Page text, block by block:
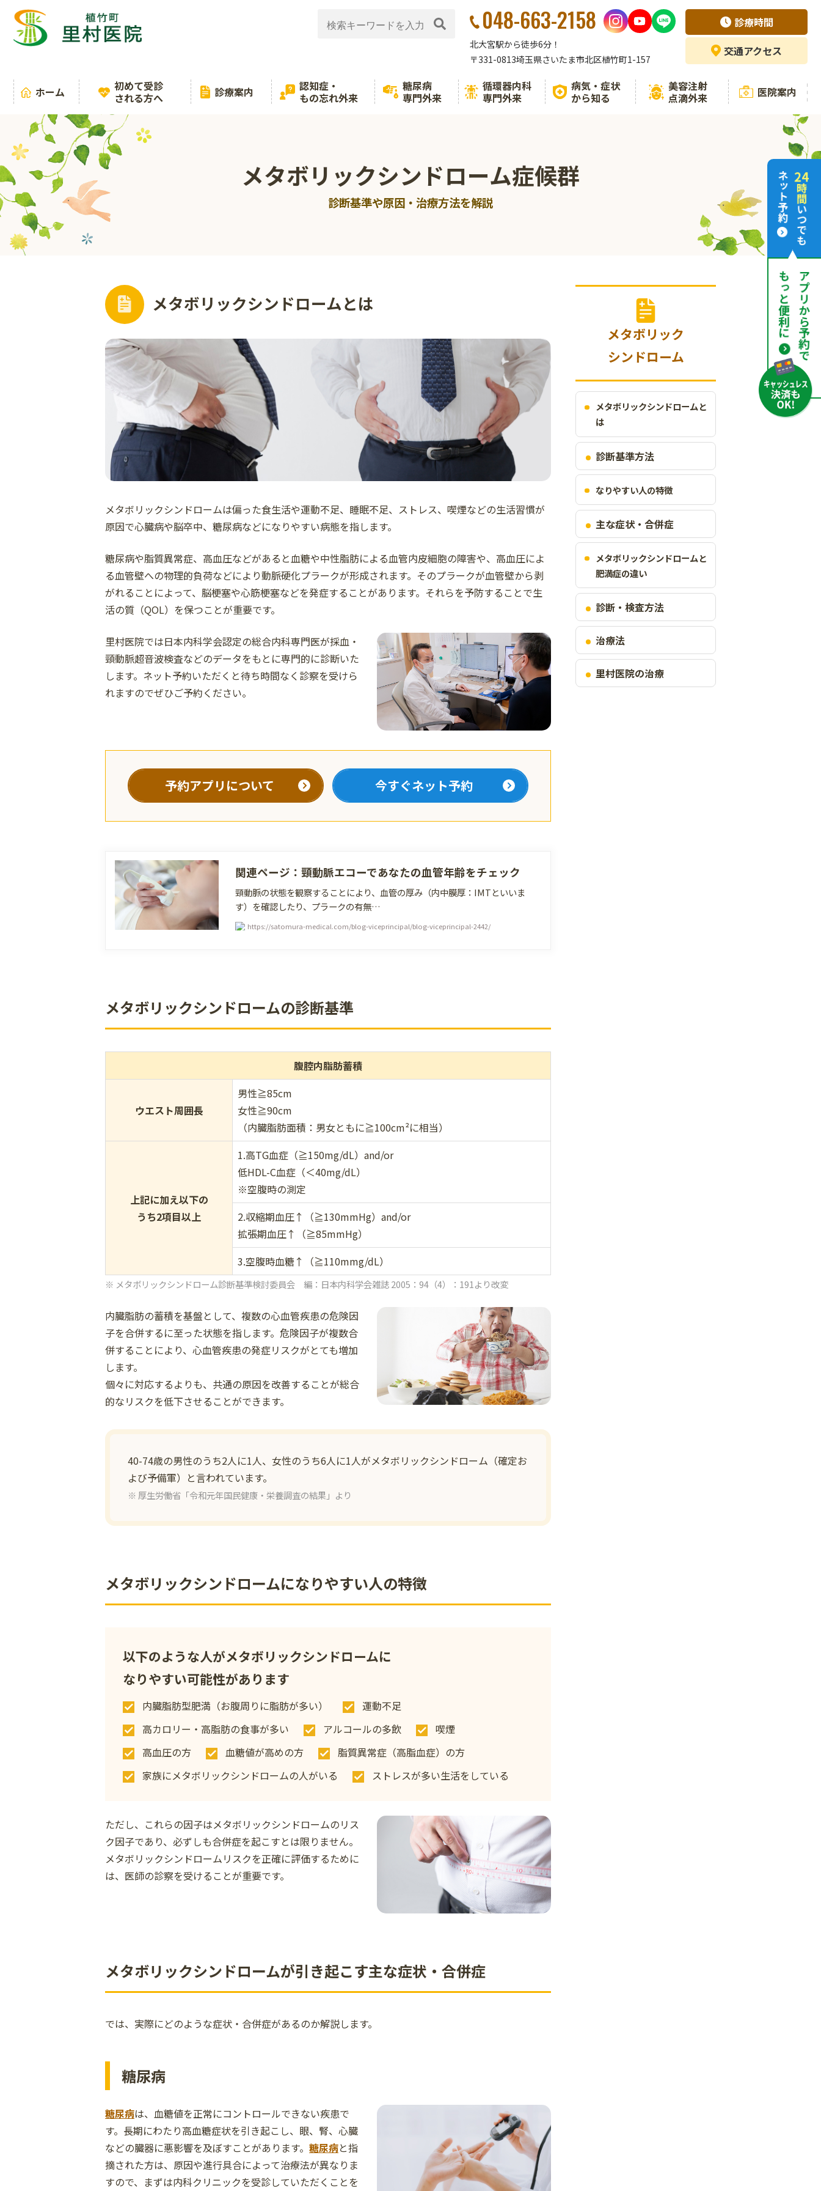
048-663-2158
北大宮駅から徒歩6分！
〒331-0813埼玉県さいたま市北区植竹町1-157
診療時間
交通アクセス
ホーム
初めて受診
される方へ
診療案内
認知症・
もの忘れ外来
糖尿病
専門外来
循環器内科
専門外来
病気・症状
から知る
美容注射
点滴外来
医院案内
メタボリックシンドローム症候群
診断基準や原因・治療方法を解説
メタボリック
シンドローム
メタボリックシンドロームと
は
診断基準方法
なりやすい人の特徴
主な症状・合併症
メタボリックシンドロームと
肥満症の違い
診断・検査方法
治療法
里村医院の治療
メタボリックシンドロームとは
メタボリックシンドロームは偏った食生活や運動不足、睡眠不足、ストレス、喫煙などの生活習慣が
原因で心臓病や脳卒中、糖尿病などになりやすい病態を指します。
糖尿病や脂質異常症、高血圧などがあると血糖や中性脂肪による血管内皮細胞の障害や、高血圧によ
る血管壁への物理的負荷などにより動脈硬化プラークが形成されます。そのプラークが血管壁から剥
がれることによって、脳梗塞や心筋梗塞などを発症することがあります。それらを予防することで生
活の質（QOL）を保つことが重要です。
里村医院では日本内科学会認定の総合内科専門医が採血・
頸動脈超音波検査などのデータをもとに専門的に診断いた
します。ネット予約いただくと待ち時間なく診察を受けら
れますのでぜひご予約ください。
予約アプリについて 今すぐネット予約
関連ページ：頸動脈エコーであなたの血管年齢をチェック
頸動脈の状態を観察することにより、血管の厚み（内中膜厚：IMTといいま
す）を確認したり、プラークの有無…
https://satomura-medical.com/blog-viceprincipal/blog-viceprincipal-2442/
メタボリックシンドロームの診断基準
腹腔内脂肪蓄積
ウエスト周囲長
男性≧85cm
女性≧90cm
（内臓脂肪面積：男女ともに≧100cm²に相当）
上記に加え以下の
うち2項目以上
1.高TG血症（≧150mg/dL） and/or
低HDL-C血症（＜40mg/dL）
※空腹時の測定
2.収縮期血圧↑（≧130mmHg） and/or
拡張期血圧↑（≧85mmHg）
3.空腹時血糖↑（≧110mmg/dL）
メタボリックシンドローム診断基準検討委員会 編：日本内科学会雑誌 2005：94（4）：191より改変
内臓脂肪の蓄積を基盤として、複数の心血管疾患の危険因
子を合併するに至った状態を指します。危険因子が複数合
併することにより、心血管疾患の発症リスクがとても増加
します。
個々に対応するよりも、共通の原因を改善することが総合
的なリスクを低下させることができます。
40-74歳の男性のうち2人に1人、女性のうち6人に1人がメタボリックシンドローム（確定お
よび予備軍）と言われています。
厚生労働省「令和元年国民健康・栄養調査の結果」より
メタボリックシンドロームになりやすい人の特徴
以下のような人がメタボリックシンドロームに
なりやすい可能性があります
内臓脂肪型肥満（お腹周りに脂肪が多い）
運動不足
高カロリー・高脂肪の食事が多い
アルコールの多飲
喫煙
高血圧の方
血糖値が高めの方
脂質異常症（高脂血症）の方
家族にメタボリックシンドロームの人がいる
ストレスが多い生活をしている
ただし、これらの因子はメタボリックシンドロームのリス
ク因子であり、必ずしも合併症を起こすとは限りません。
メタボリックシンドロームリスクを正確に評価するために
は、医師の診察を受けることが重要です。
メタボリックシンドロームが引き起こす主な症状・合併症
では、実際にどのような症状・合併症があるのか解説します。
糖尿病
糖尿病は、血糖値を正常にコントロールできない疾患で
す。長期にわたり高血糖症状を引き起こし、眼、腎、心臓
などの臓器に悪影響を及ぼすことがあります。 糖尿病と指
摘された方は、原因や進行具合によって治療法が異なりま
すので、まずは内科クリニックを受診していただくことを